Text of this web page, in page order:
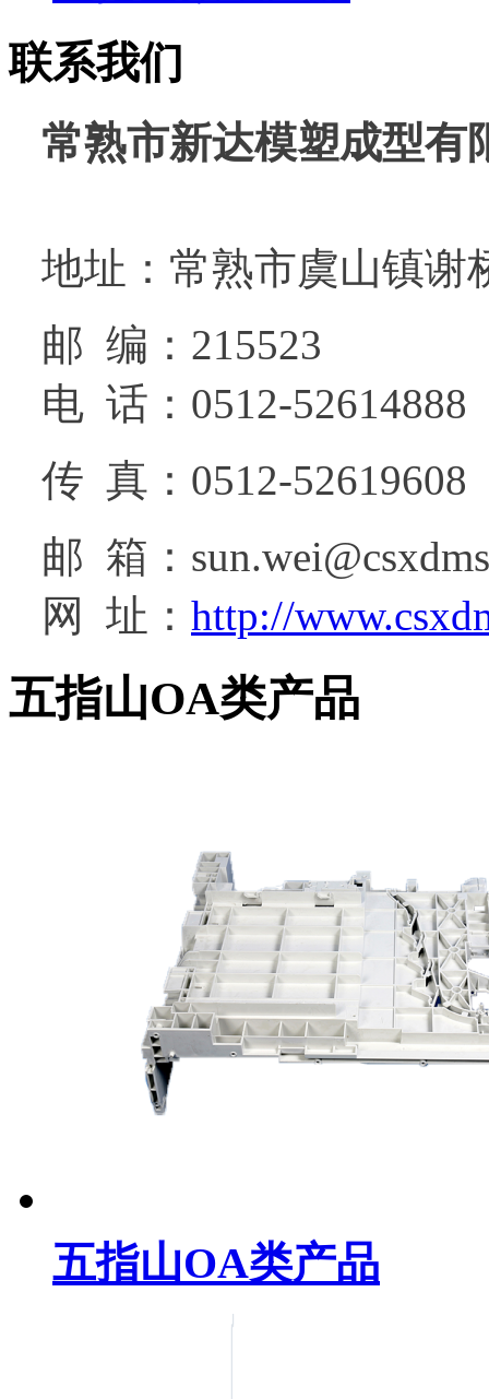
联系我们
常熟市新达模塑成型有
地址：常熟市虞山镇谢
邮 编：215523
电 话：0512-52614888
传 真：0512-52619608
邮 箱：
网 址： http://
五指山OA类产品
五指山OA类产品